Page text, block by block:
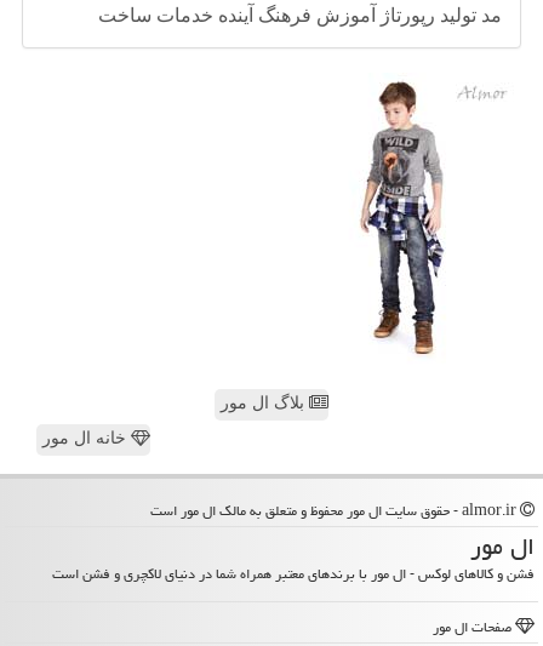
مد تولید رپورتاژ آموزش فرهنگ آینده خدمات ساخت
بلاگ ال مور
خانه ال مور
ال مور
فشن و کالاهای لوکس - ال مور با برندهای معتبر همراه شما در دنیای لاکچری و فشن است
صفحات ال مور